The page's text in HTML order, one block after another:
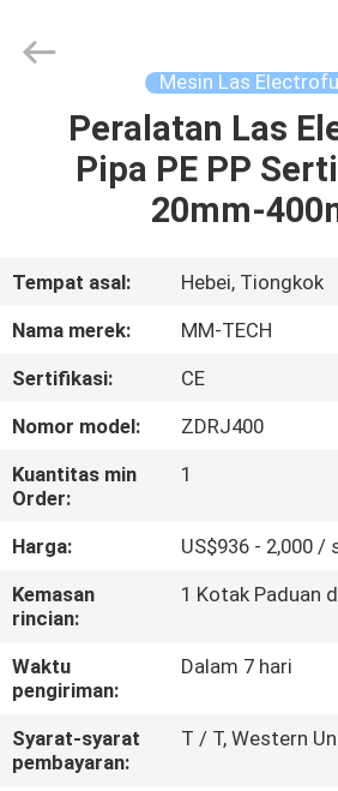
RUMAH
TENTANG
KAMI
TUR
PABRIK
KONTROL
KUALITAS
HUBUNGI
KAMI
BLOG
Mingmai
Technology
Mesin Las
Peralatan Las
Pipa PE PP
20mm-
Tempat asal:
Hebei, Tiongkok
Nama merek:
MM-TECH
Sertifikasi:
CE
Nomor model:
ZDRJ400
Kuantitas min
Order:
1
Harga:
US$936 - 2,000 /
Kemasan
rincian:
1 Kotak Paduan
Waktu
pengiriman:
Dalam 7 hari
Syarat-syarat
pembayaran:
T / T, Western